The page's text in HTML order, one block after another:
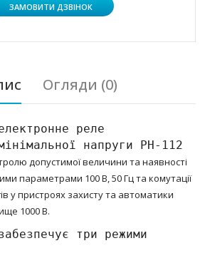
ЗАМОВИТИ ДЗВІНОК
Огляди (0)
реле
напруги РН-112
допустимої величини та наявності
параметрами 100 В, 50 Гц та комутації
у пристроях захисту та автоматики
1000 В.
три режими